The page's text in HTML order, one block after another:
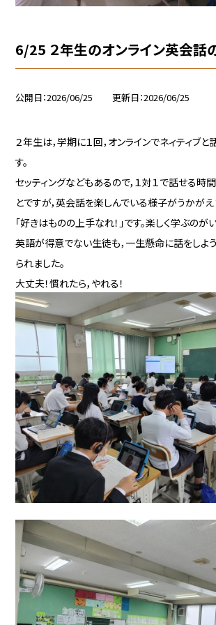
6/25 ２年生のオンライン英会話
公開日 2026/06/25 更新日 2026/06/25
２年生は，学期に１回，オンラインでネィティブ
す。
セッティングなどもあるので，１対１で話せる時
とですが，英会話を楽しんでいる様子がうかがえ
「好きはものの上手なれ！」です。楽しく学ぶのが
英語が得意でない生徒も，一生懸命に話をしよ
られました。
大丈夫！慣れたら，やれる！